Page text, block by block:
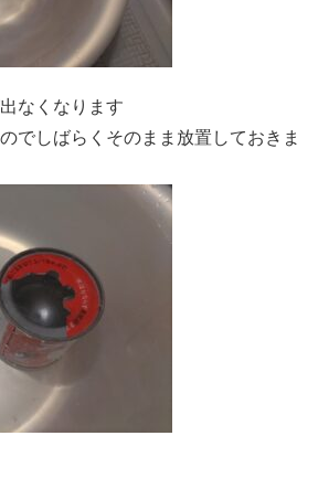
なくなります
でしばらくそのまま放置しておきま